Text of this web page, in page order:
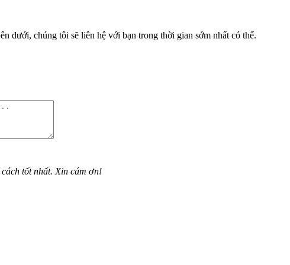
dưới, chúng tôi sẽ liên hệ với bạn trong thời gian sớm nhất có thể.
tốt nhất. Xin cám ơn!